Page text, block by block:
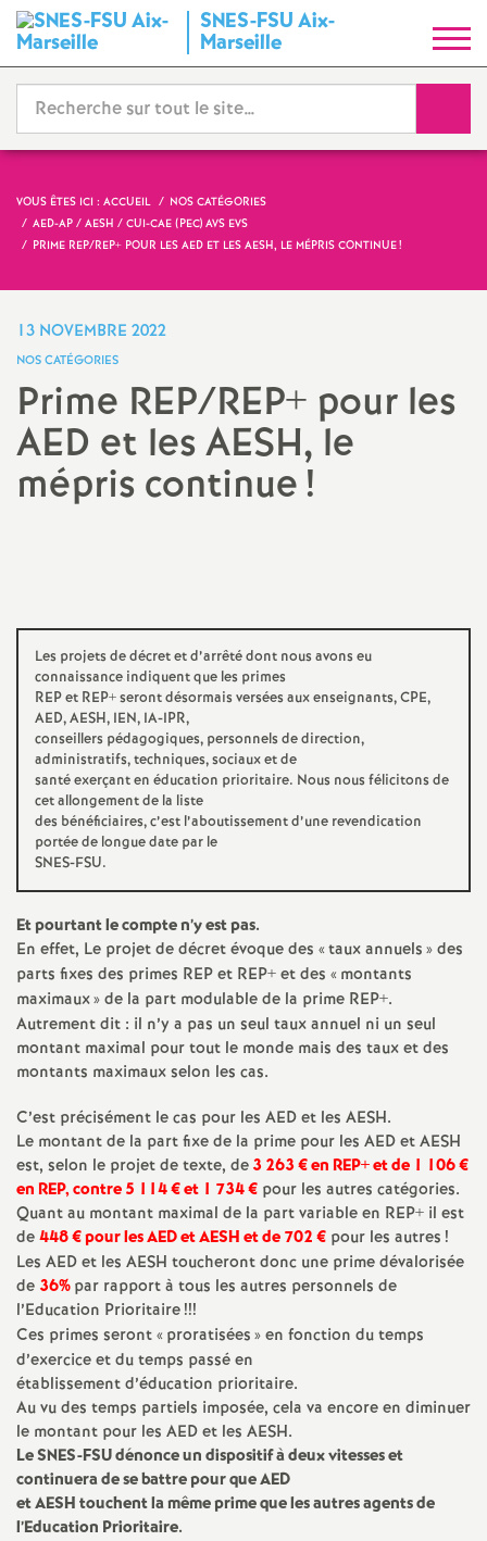
SNES-FSU Aix-
Marseille
y
n
i
t
i
o
n
a
e
s
n
s
e
n
e
VOUS ÊTES ICI : ACCUEIL
NOS CATÉGORIES
AED-AP / AESH / CUI-CAE (PEC) AVS EVS
PRIME REP/REP+ POUR LES AED ET LES AESH, LE MÉPRIS CONTINUE!
13 NOVEMBRE 2022
NOS CATÉGORIES
Prime REP/REP+ pour les
AED et les AESH, le
mépris continue!
Les projets de décret et d’arrêté dont nous avons eu
connaissance indiquent que les primes
REP et REP+ seront désormais versées aux enseignants, CPE,
AED, AESH, IEN, IA-IPR,
conseillers pédagogiques, personnels de direction,
administratifs, techniques, sociaux et de
santé exerçant en éducation prioritaire. Nous nous félicitons de
cet allongement de la liste
des bénéficiaires, c’est l’aboutissement d’une revendication
portée de longue date par le
SNES-FSU.
Et pourtant le compte n’y est pas.
En effet, Le projet de décret évoque des «taux annuels» des
parts fixes des primes REP et REP+ et des «montants
maximaux» de la part modulable de la prime REP+.
Autrement dit : il n’y a pas un seul taux annuel ni un seul
montant maximal pour tout le monde mais des taux et des
montants maximaux selon les cas.
C’est précisément le cas pour les AED et les AESH.
Le montant de la part fixe de la prime pour les AED et AESH
est, selon le projet de texte, de3 263 € en REP+ et de 1 106 €
en REP, contre 5 114 € et 1 734 € pour les autres catégories.
Quant au montant maximal de la part variable en REP+ il est
de448 € pour les AED et AESH et de 702€ pour les autres !
Les AED et les AESH toucheront donc une prime dévalorisée
de 36%par rapport à tous les autres personnels de
l’Education Prioritaire!!!
Ces primes seront «proratisées» en fonction du temps
d’exercice et du temps passé en
établissement d’éducation prioritaire.
Au vu des temps partiels imposée, cela va encore en diminuer
le montant pour les AED et les AESH.
Le SNES-FSU dénonce un dispositif à deux vitesses et
continuera de se battre pour que AED
et AESH touchent la même prime que les autres agents de
l’Education Prioritaire.